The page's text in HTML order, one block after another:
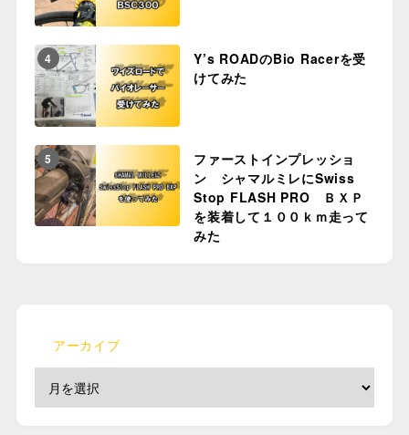
4
Y’s ROADのBio Racerを受
けてみた
5
ファーストインプレッショ
ン シャマルミレにSwiss
Stop FLASH PRO ＢＸＰ
を装着して１００ｋｍ走って
みた
アーカイブ